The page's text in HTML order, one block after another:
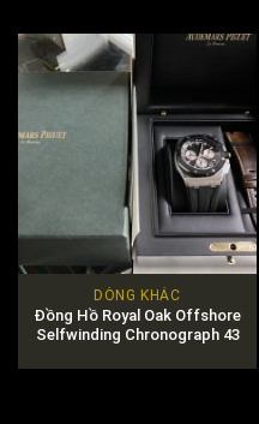
DÒNG KHÁC
Đồng Hồ Royal Oak Offshore
Selfwinding Chronograph 43